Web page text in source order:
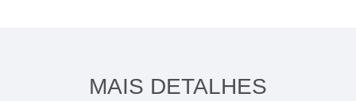
MAIS DETALHES